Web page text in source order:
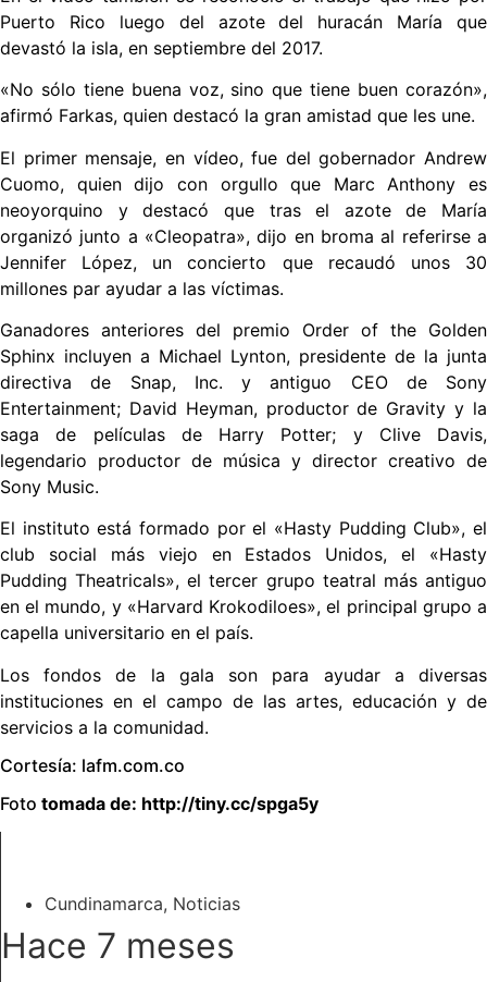
Puerto Rico luego del azote del huracán María que
devastó la isla, en septiembre del 2017.
«No sólo tiene buena voz, sino que tiene buen corazón»,
afirmó Farkas, quien destacó la gran amistad que les une.
El primer mensaje, en vídeo, fue del gobernador Andrew
Cuomo, quien dijo con orgullo que Marc Anthony es
neoyorquino y destacó que tras el azote de María
organizó junto a «Cleopatra», dijo en broma al referirse a
Jennifer López, un concierto que recaudó unos 30
millones par ayudar a las víctimas.
Ganadores anteriores del premio Order of the Golden
Sphinx incluyen a Michael Lynton, presidente de la junta
directiva de Snap, Inc. y antiguo CEO de Sony
Entertainment; David Heyman, productor de Gravity y la
saga de películas de Harry Potter; y Clive Davis,
legendario productor de música y director creativo de
Sony Music.
El instituto está formado por el «Hasty Pudding Club», el
club social más viejo en Estados Unidos, el «Hasty
Pudding Theatricals», el tercer grupo teatral más antiguo
en el mundo, y «Harvard Krokodiloes», el principal grupo a
capella universitario en el país.
Los fondos de la gala son para ayudar a diversas
instituciones en el campo de las artes, educación y de
servicios a la comunidad.
Cortesía: lafm.com.co
Foto tomada de: http://tiny.cc/spga5y
Cundinamarca, Noticias
Hace 7 meses